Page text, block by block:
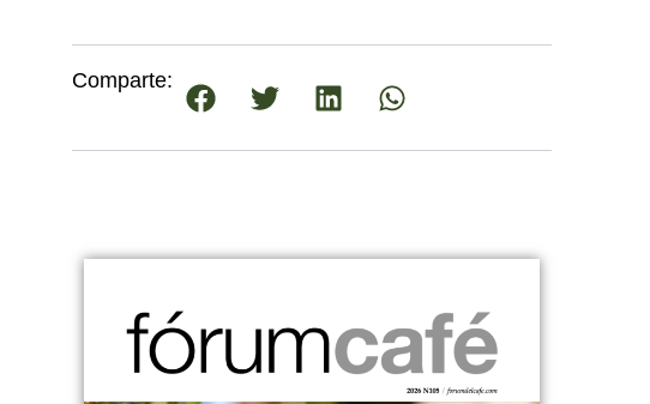
Comparte: